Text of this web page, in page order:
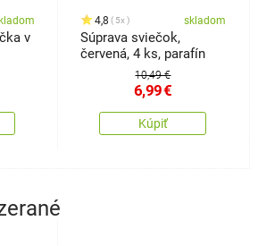
v
4,8 5x skladom
Súprava sviečok,
červená, 4 ks, parafín
10,49 €
6,99€
Kúpiť